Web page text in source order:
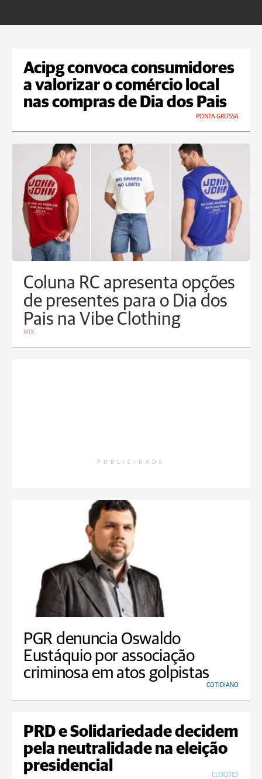
Acipg convoca consumidores
a valorizar o comércio local
nas compras de Dia dos Pais
PONTA GROSSA
Coluna RC apresenta opções
de presentes para o Dia dos
Pais na Vibe Clothing
MIX
PUBLICIDADE
PGR denuncia Oswaldo
Eustáquio por associação
criminosa em atos golpistas
COTIDIANO
PRD e Solidariedade decidem
pela neutralidade na eleição
presidencial
ELEIÇÕES